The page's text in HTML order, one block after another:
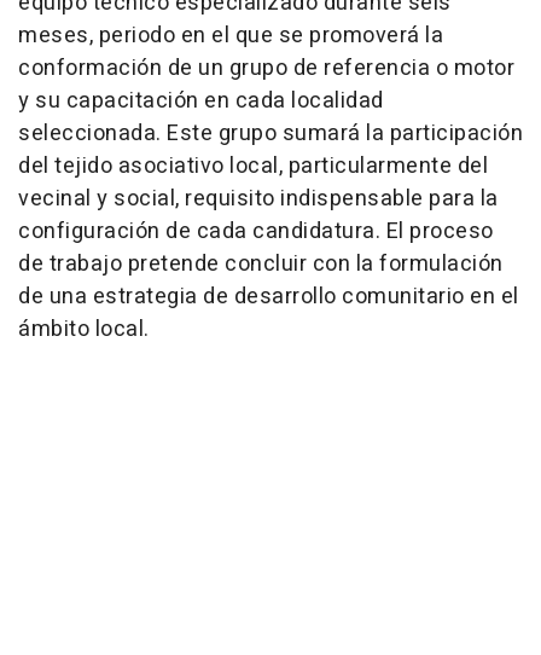
meses, periodo en el que se promoverá la
conformación de un grupo de referencia o motor
y su capacitación en cada localidad
seleccionada. Este grupo sumará la participación
del tejido asociativo local, particularmente del
vecinal y social, requisito indispensable para la
configuración de cada candidatura. El proceso
de trabajo pretende concluir con la formulación
de una estrategia de desarrollo comunitario en el
ámbito local.